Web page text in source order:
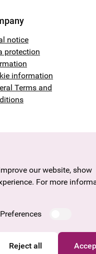
notice
protection
information
Terms and
our website, show
For more
Preferences
Reject all